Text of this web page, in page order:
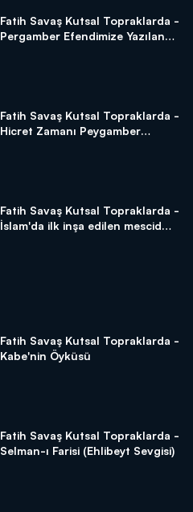
Fatih Savaş Kutsal Topraklarda -
Pergamber Efendimize Yazılan
Fatih Savaş Kutsal Topraklarda -
Hicret Zamanı Peygamber
Fatih Savaş Kutsal Topraklarda -
İslam'da ilk inşa edilen mescid
Fatih Savaş Kutsal Topraklarda -
Kabe'nin Öyküsü
Fatih Savaş Kutsal Topraklarda -
Selman-ı Farisi (Ehlibeyt Sevgisi)